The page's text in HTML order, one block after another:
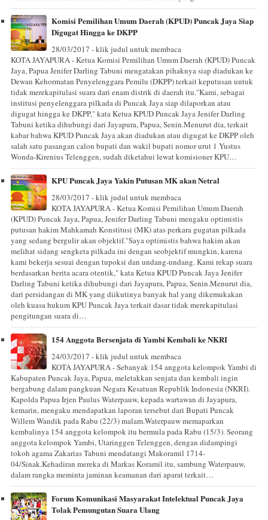
Komisi Pemilihan Umum Daerah (KPUD) Puncak Jaya Siap
Digugat Hingga ke DKPP
28/03/2017 - klik judul untuk membaca
KOTA JAYAPURA - Ketua Komisi Pemilihan Umum Daerah (KPUD) Puncak
Jaya, Papua Jenifer Darling Tabuni mengatakan pihaknya siap diadukan ke
Dewan Kehormatan Penyelenggara Pemilu (DKPP) terkait keputusan untuk
tidak merekapitulasi suara dari enam distrik di daerah itu."Kami, sebagai
institusi penyelenggara pilkada di Puncak Jaya siap dilaporkan atau
digugat hingga ke DKPP," kata Ketua KPUD Puncak Jaya Jenifer Darling
Tabuni ketika dihubungi dari Jayapura, Papua, Senin.Menurut dia, terkait
kabar bahwa KPUD Puncak Jaya akan diadukan atau digugat ke DKPP oleh
salah satu pasangan calon bupati dan wakil bupati nomor urut 1 Yustus
Wonda-Kirenius Telenggen, sudah diketahui lewat komisioner KPU…
KPU Puncak Jaya Yakin Putusan MK akan Netral
28/03/2017 - klik judul untuk membaca
KOTA JAYAPURA - Ketua Komisi Pemilihan Umum Daerah
(KPUD) Puncak Jaya, Papua, Jenifer Darling Tabuni mengaku optimistis
putusan hakim Mahkamah Konstitusi (MK) atas perkara gugatan pilkada
yang sedang bergulir akan objektif."Saya optimistis bahwa hakim akan
melihat sidang sengketa pilkada ini dengan seobjektif mungkin, karena
kami bekerja sesuai dengan tupoksi dan undang-undang. Kami rekap suara
berdasarkan berita acara otentik," kata Ketua KPUD Puncak Jaya Jenifer
Darling Tabuni ketika dihubungi dari Jayapura, Papua, Senin.Menurut dia,
dari persidangan di MK yang diikutinya banyak hal yang dikemukakan
oleh kuasa hukum KPU Puncak Jaya terkait dasar tidak merekapitulasi
pengitungan suara di…
154 Anggota Bersenjata di Yambi Kembali ke NKRI
24/03/2017 - klik judul untuk membaca
KOTA JAYAPURA - Sebanyak 154 anggota kelompok Yambi di
Kabupaten Puncak Jaya, Papua, meletakkan senjata dan kembali ingin
bergabung dalam pangkuan Negara Kesatuan Republik Indonesia (NKRI).
Kapolda Papua Irjen Paulus Waterpauw, kepada wartawan di Jayapura,
kemarin, mengaku mendapatkan laporan tersebut dari Bupati Puncak
Willem Wandik pada Rabu (22/3) malam.Waterpauw memaparkan
kembalinya 154 anggota kelompok itu bermula pada Rabu (15/3). Seorang
anggota kelompok Yambi, Uta­ringgen Telenggen, dengan didampingi
tokoh agama Zakarias Tabuni mendatangi Makoramil 1714-
04/Sinak.Kehadiran mereka di Markas Koramil itu, sambung Waterpauw,
dalam rangka meminta jaminan keamanan dari aparat terkait…
Forum Komunikasi Masyarakat Intelektual Puncak Jaya
Tolak Pemungutan Suara Ulang